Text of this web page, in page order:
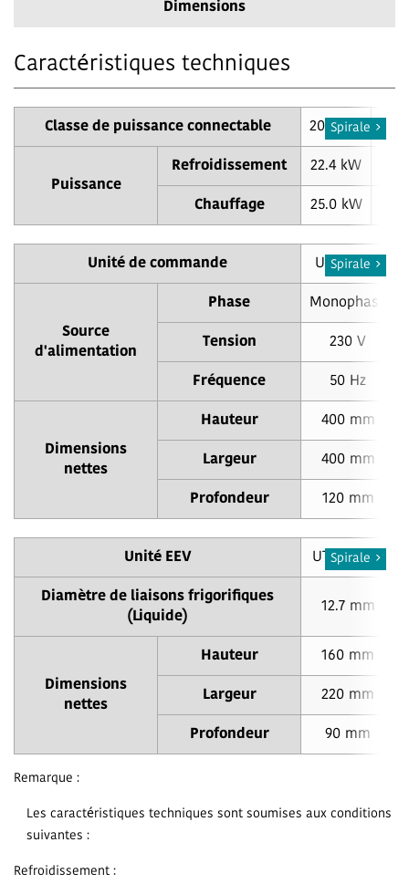
Dimensions
Caractéristiques techniques
Classe de puissance connectable 20.0 kW
Puissance
Refroidissement 22.4 kW
Chauffage 25.0 kW
Spirale
Unité de commande UTY-VDGX
Source
d'alimentation
Phase Monophasé
Tension 230 V
Fréquence 50 Hz
Dimensions
nettes
Hauteur 400 mm
Largeur 400 mm
Profondeur 120 mm
Spirale
Unité EEV UTP-VX90A
Diamètre de liaisons frigorifiques
(Liquide)
12.7 mm
Dimensions
nettes
Hauteur 160 mm
Largeur 220 mm
Profondeur 90 mm
Spirale
Remarque :
Les caractéristiques techniques sont soumises aux conditions
suivantes :
Refroidissement :